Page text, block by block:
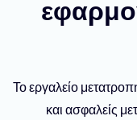
Το εργαλείο
και ασφαλείς